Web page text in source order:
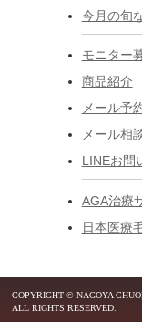
今月の旬
モニター
商品紹介
メール予
メール相
LINEお問
AGA治療
日本医療
COPYRIGHT © NAGOYA
ALL RIGHTS RESERVED.